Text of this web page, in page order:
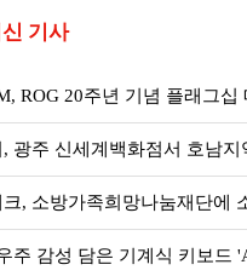
기사
ROG 20주년 기념 플래그십
EDITION 20 국내 출시 예
, 광주 신세계백화점서 호남지
크, 소방가족희망나눔재단에
펫 침대 기부
주 감성 담은 기계식 키보드